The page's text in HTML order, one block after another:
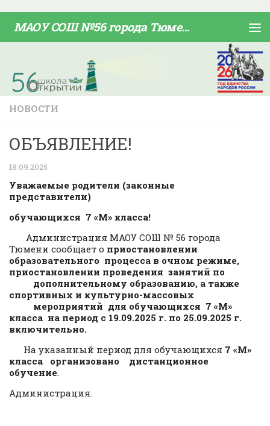
МАОУ СОШ №56 города Тюмени
НОВОСТИ
ОБЪЯВЛЕНИЕ!
18.09.2025
Уважаемые родители (законные
представители)
обучающихся 7 «М» класса!
Администрация МАОУ СОШ № 56 города
Тюмени сообщает о приостановлении
образовательного процесса в очном режиме,
приостановлении проведения занятий по
дополнительному образованию, а также
спортивных и культурно-массовых
мероприятий для обучающихся 7 «М»
класса на период с 19.09.2025 г. по 25.09.2025 г.
включительно.
На указанный период для обучающихся 7 «М»
класса организовано дистанционное
обучение.
Администрация.